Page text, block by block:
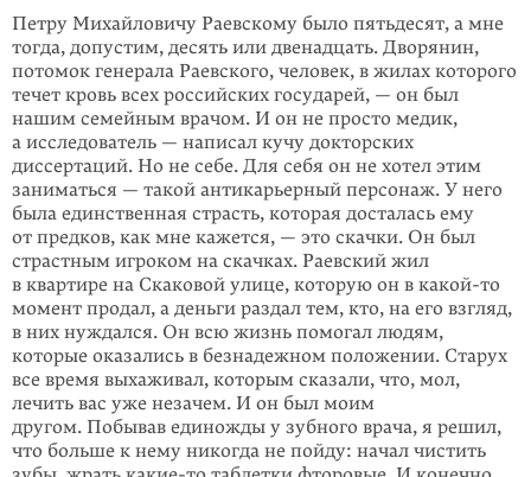
Петру Михайловичу Раевскому было пятьдесят, а мне
тогда, допустим, десять или двенадцать. Дворянин,
потомок генерала Раевского, человек, в жилах которого
течет кровь всех российских государей, — он был
нашим семейным врачом. И он не просто медик,
а исследователь — написал кучу докторских
диссертаций. Но не себе. Для себя он не хотел этим
заниматься — такой антикарьерный персонаж. У него
была единственная страсть, которая досталась ему
от предков, как мне кажется, — это скачки. Он был
страстным игроком на скачках. Раевский жил
в квартире на Скаковой улице, которую он в какой-то
момент продал, а деньги раздал тем, кто, на его взгляд,
в них нуждался. Он всю жизнь помогал людям,
которые оказались в безнадежном положении. Старух
все время выхаживал, которым сказали, что, мол,
лечить вас уже незачем. И он был моим
другом. Побывав единожды у зубного врача, я решил,
что больше к нему никогда не пойду: начал чистить